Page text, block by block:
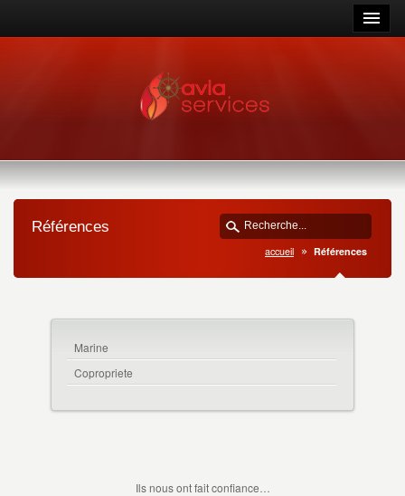
Références
accueil Références
Marine
Copropriete
Ils nous ont fait confiance…